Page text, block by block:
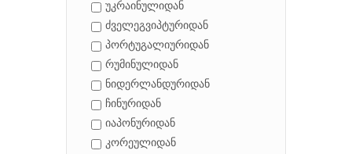
უკრაინულიდან
ძველეგვიპტურიდან
პორტუგალიურიდან
რუმინულიდან
ნიდერლანდურიდან
ჩინურიდან
იაპონურიდან
კორეულიდან